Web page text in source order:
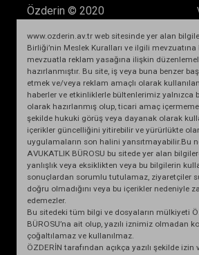
Özderin © 2020
www.ozderin.av.tr web sitesinde yer alan
Birliği’nin Meslek Kuralları ve ilgili mevzuatına
mevzuatla reklam yasağına ilişkin
hazırlanmıştır. Bu site, iş veya buna benzer
etmek ve/veya reklam amaçlı olarak
haberler ve etkinliklerle bültenlerimiz yalnızca
olarak hazırlanmış olup, ticari amaç
şekilde hukuki görüş veya dayanak olarak
içerikler güncelliğini yitirebilir ve yürürlükte
uygulamaların son halini yansıtmayabilir.Bu
AVUKATLIK BÜROSU bu sitede yer alan
yanlışlık veya eksiklikten veya bu bilgilerin
sonuçlardan sorumlu tutulamaz, ziyaretçiler
doğru olmadığını veya bu içerikler nedeniyle
edemezler.
Bu sitedeki tüm bilgi ve dosyaların mülkiyeti
BÜROSU’na ait olup, yazılı iznimiz olmadan
çoğaltılamaz ve kullanılmaz.
ÖZDERİN tarafından açıkça yazılı şekilde